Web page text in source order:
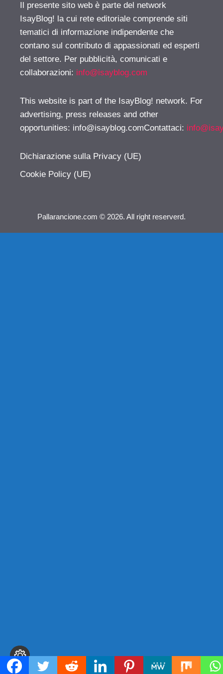
Il presente sito web è parte del network
IsayBlog! la cui rete editoriale comprende siti
tematici di informazione indipendente che
contano sul contributo di appassionati ed esperti
del settore. Per pubblicità, comunicati e
collaborazioni: info@isayblog.com
This website is part of the IsayBlog! network. For
advertising, press releases and other
opportunities: info@isayblog.comContattaci:
Dichiarazione sulla Privacy (UE)
Cookie Policy (UE)
Pallarancione.com © 2026. All right reserverd.